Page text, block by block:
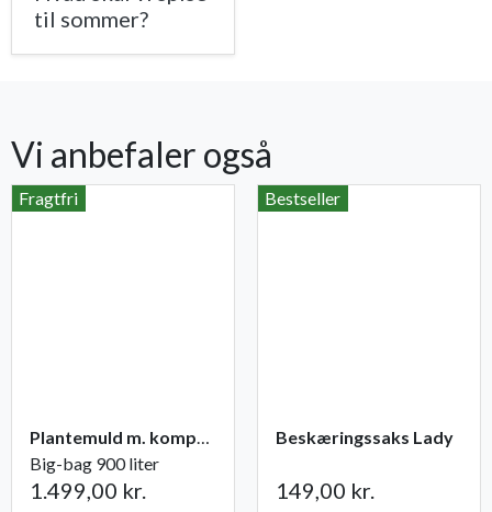
til sommer?
Vi anbefaler også
Fragtfri
Plantemuld m. kompost fra Champost
Big-bag 900 liter
1.499,00 kr.
Bestseller
Beskæringssaks Lady
149,00 kr.